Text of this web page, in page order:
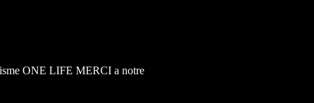
ONE LIFE MERCI a notre